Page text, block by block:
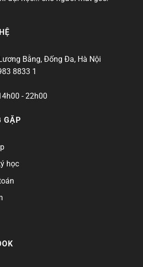
Bằng, Đống Đa, Hà Nội
8833 1
- 22h00
GẶP
học